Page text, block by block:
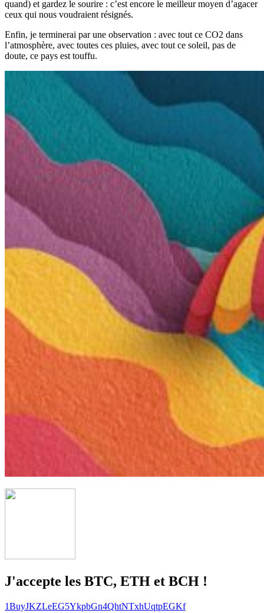
quand) et gardez le sourire : c’est encore le meilleur moyen d’agacer
ceux qui nous voudraient résignés.
Enfin, je terminerai par une observation : avec tout ce CO2 dans
l’atmosphère, avec toutes ces pluies, avec tout ce soleil, pas de
doute, ce pays est touffu.
J'accepte les BTC, ETH et BCH !
1BuyJKZLeEG5YkpbGn4QhtNTxhUqtpEGKf